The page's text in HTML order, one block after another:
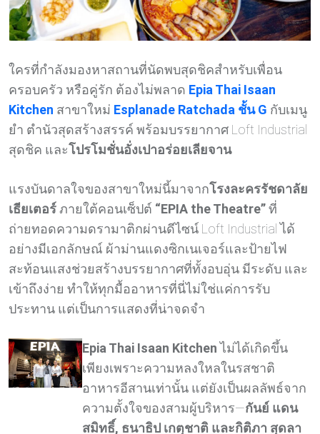
ใครที่กำลังมองหาสถานที่นัดพบสุดชิคสำหรับเพื่อน
ครอบครัว หรือคู่รัก ต้องไม่พลาด Epia Thai Isaan
Kitchen สาขาใหม่ Esplanade Ratchada ชั้น G กับเมนู
ยำ ตำนัวสุดสร้างสรรค์ พร้อมบรรยากาศ Loft Industrial
สุดชิค และโปรโมชั่นอั่งเปาอร่อยเลียจาน
แรงบันดาลใจของสาขาใหม่นี้มาจากโรงละครรัชดาลัย
เธียเตอร์ภายใต้คอนเซ็ปต์ “EPIA the Theatre”ที่
ถ่ายทอดความดรามาติกผ่านดีไซน์ Loft Industrial ได้
อย่างมีเอกลักษณ์ ผ้าม่านแดงซิกเนเจอร์และป้ายไฟ
สะท้อนแสงช่วยสร้างบรรยากาศที่ทั้งอบอุ่น มีระดับ และ
เข้าถึงง่าย ทำให้ทุกมื้ออาหารที่นี่ไม่ใช่แค่การรับ
ประทาน แต่เป็นการแสดงที่น่าจดจำ
Epia Thai Isaan Kitchenไม่ได้เกิดขึ้น
เพียงเพราะความหลงใหลในรสชาติ
อาหารอีสานเท่านั้น แต่ยังเป็นผลลัพธ์จาก
ความตั้งใจของสามผู้บริหาร—กันย์ แดน
สมิทธิ์, ธนาธิป เกตุชาติ และกิติภา สุดลา